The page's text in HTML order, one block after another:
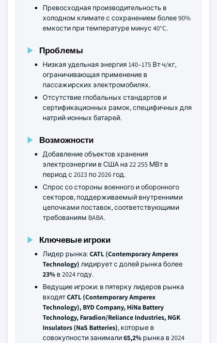
Превосходная производительность в
холодном климате с сохранением более 90%
емкости при температуре минус 40°C.
Проблемы
Низкая удельная энергия 140–175 Вт·ч/кг,
ограничивающая применение в
пассажирских электромобилях.
Отсутствие глобальных стандартов и
сертификационных рамок, специфичных для
натрий-ионных батарей.
Возможности
Добавление объектов хранения
электроэнергии в США на 22 255 МВт в
период с 2023 по 2026 год.
Спрос со стороны военного и оборонного
секторов, поддерживаемый внутренними
цепочками поставок, соответствующими
требованиям BABA.
Ключевые игроки
Лидер рынка:CATL (Contemporary Amperex
Technology) лидирует с долей рынка более
23% в 2024 году.
Ведущие игроки: в пятерку лидеров рынка
входятCATL (Contemporary Amperex
Technology), BYD Company, HiNa Battery
Technology, Faradion/Reliance Industries, NGK
Insulators (NaS Batteries), которые в
совокупности занимали65,2% рынка в 2024